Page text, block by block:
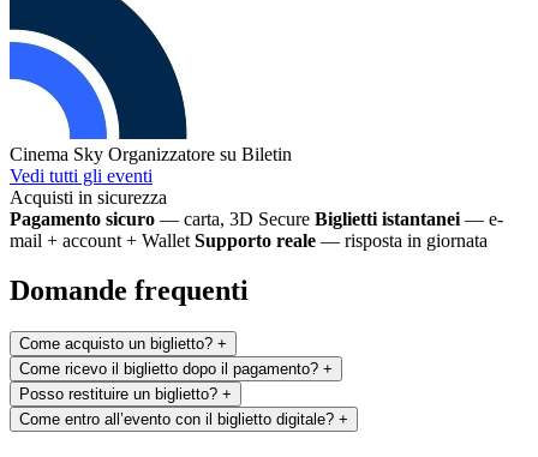
Cinema Sky Organizzatore su Biletin
Vedi tutti gli eventi
Acquisti in sicurezza
Pagamento sicuro — carta, 3D Secure Biglietti istantanei — e-
mail + account + Wallet Supporto reale — risposta in giornata
Domande frequenti
Come acquisto un biglietto? +
Come ricevo il biglietto dopo il pagamento? +
Posso restituire un biglietto? +
Come entro all’evento con il biglietto digitale? +